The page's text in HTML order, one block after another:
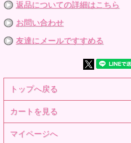
返品についての詳細はこちら
お問い合わせ
友達にメールですすめる
トップへ戻る
カートを見る
マイページへ